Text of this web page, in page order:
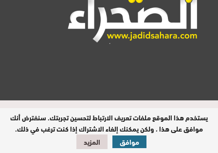
المدير المسؤول : اشكيريد مصطفى /
جميع الحقوق محفوظة © 2026
تصميم وبرمجة
يستخدم هذا الموقع ملفات تعريف الارتباط لتحسين تجربتك. سنفترض أنك
موافق على هذا ، ولكن يمكنك إلغاء الاشتراك إذا كنت ترغب في ذلك.
موافق
المزيد